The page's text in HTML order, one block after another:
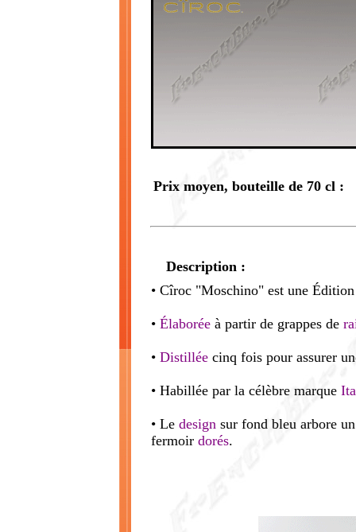
Prix moyen, bouteille de 70 cl :
Description :
• Cîroc "Moschino" est une
• Élaborée à partir de grappes de
• Distillée cinq fois pour assurer
• Habillée par la célèbre marque
• Le design sur fond bleu arbore
fermoir dorés.